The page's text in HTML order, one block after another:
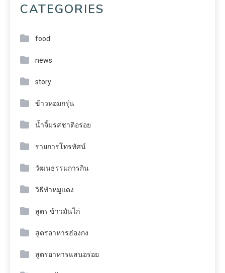
CATEGORIES
food
news
story
ข้าวหอมกรุ่น
น้ำจิ้มรสชาติอร่อย
รายการโทรทัศน์
วัฒนธรรมการกิน
วิธีทำหมูแดง
สูตร ข้าวมันไก่
สูตรอาหารฮ่องกง
สูตรอาหารแสนอร่อย